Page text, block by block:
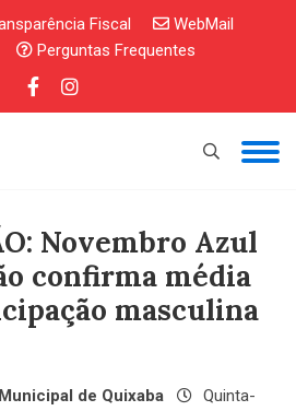
Fiscal
WebMail
Perguntas Frequentes
Novembro Azul
confirma média
masculina
de Quixaba
Quinta-